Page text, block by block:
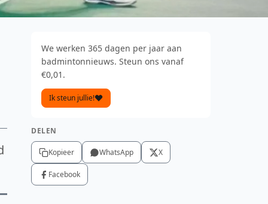
We werken 365 dagen per jaar aan
badmintonnieuws. Steun ons vanaf
€0,01.
Ik steun jullie!
DELEN
Kopieer WhatsApp X
Facebook